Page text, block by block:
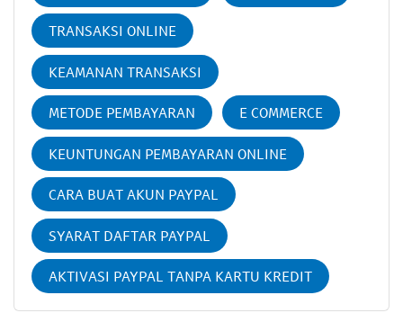
TRANSAKSI ONLINE
KEAMANAN TRANSAKSI
METODE PEMBAYARAN E COMMERCE
KEUNTUNGAN PEMBAYARAN ONLINE
CARA BUAT AKUN PAYPAL
SYARAT DAFTAR PAYPAL
AKTIVASI PAYPAL TANPA KARTU KREDIT